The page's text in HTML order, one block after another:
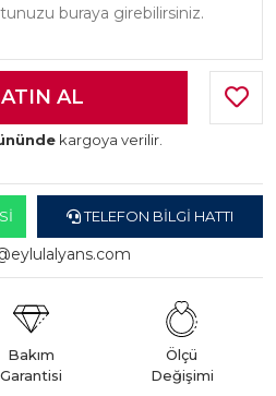
kargoya verilir.
TELEFON BILGI HATTI
Bakım
Garantisi
Ölçü
Değişimi